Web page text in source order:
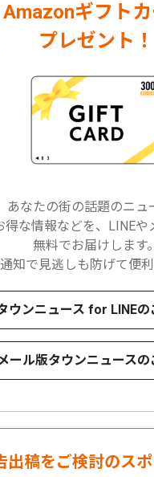
Amazonギフト
プレゼント！
あなたの街の話題のニュ
得な情報などを、LINEや
無料でお届けします。
通知で見逃しも防げて便利
ウンニュース for LINEの
ール版タウンニュースの
出稿をご検討のス